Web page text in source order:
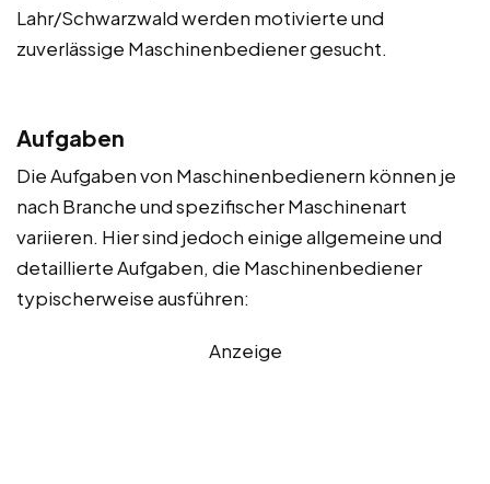
Lahr/Schwarzwald werden motivierte und
zuverlässige Maschinenbediener gesucht.
Aufgaben
Die Aufgaben von Maschinenbedienern können je
nach Branche und spezifischer Maschinenart
variieren. Hier sind jedoch einige allgemeine und
detaillierte Aufgaben, die Maschinenbediener
typischerweise ausführen:
Anzeige